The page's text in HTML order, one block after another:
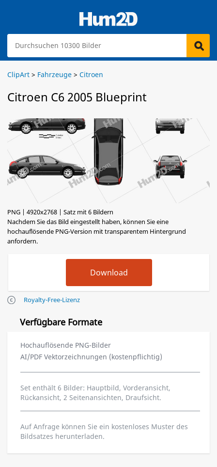
ClipArt > Fahrzeuge > Citroen
Citroen C6 2005 Blueprint
PNG | 4920x2768 | Satz mit 6 Bildern
Nachdem Sie das Bild eingestellt haben, können Sie eine
hochauflösende PNG-Version mit transparentem Hintergrund
anfordern.
Royalty-Free-Lizenz
Verfügbare Formate
Hochauflösende PNG-Bilder
AI/PDF Vektorzeichnungen (kostenpflichtig)
Set enthält 6 Bilder: Hauptbild, Vorderansicht,
Rückansicht, 2 Seitenansichten, Draufsicht.
Auf Anfrage können Sie ein kostenloses Muster des
Bildsatzes herunterladen.